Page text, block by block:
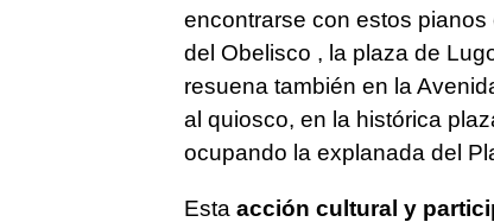
encontrarse con estos
del Obelisco , la plaza de
resuena también en la
al quiosco, en la histórica
ocupando la explanada del
Esta acción cultural y